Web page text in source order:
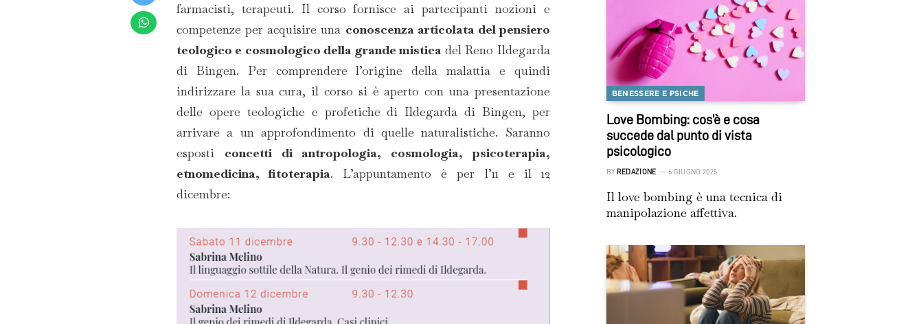
farmacisti, terapeuti. Il corso fornisce ai partecipanti nozioni e
competenze per acquisire una conoscenza articolata del pensiero
teologico e cosmologico della grande mistica del Reno Ildegarda
di Bingen. Per comprendere l’origine della malattia e quindi
indirizzare la sua cura, il corso si è aperto con una presentazione
delle opere teologiche e profetiche di Ildegarda di Bingen, per
arrivare a un approfondimento di quelle naturalistiche. Saranno
esposti concetti di antropologia, cosmologia, psicoterapia,
etnomedicina, fitoterapia. L’appuntamento è per l’11 e il 12
dicembre:
BENESSERE E PSICHE
Love Bombing: cos’è e cosa
succede dal punto di vista
psicologico
BY REDAZIONE 6 GIUGNO 2025
Il love bombing è una tecnica di
manipolazione affettiva.